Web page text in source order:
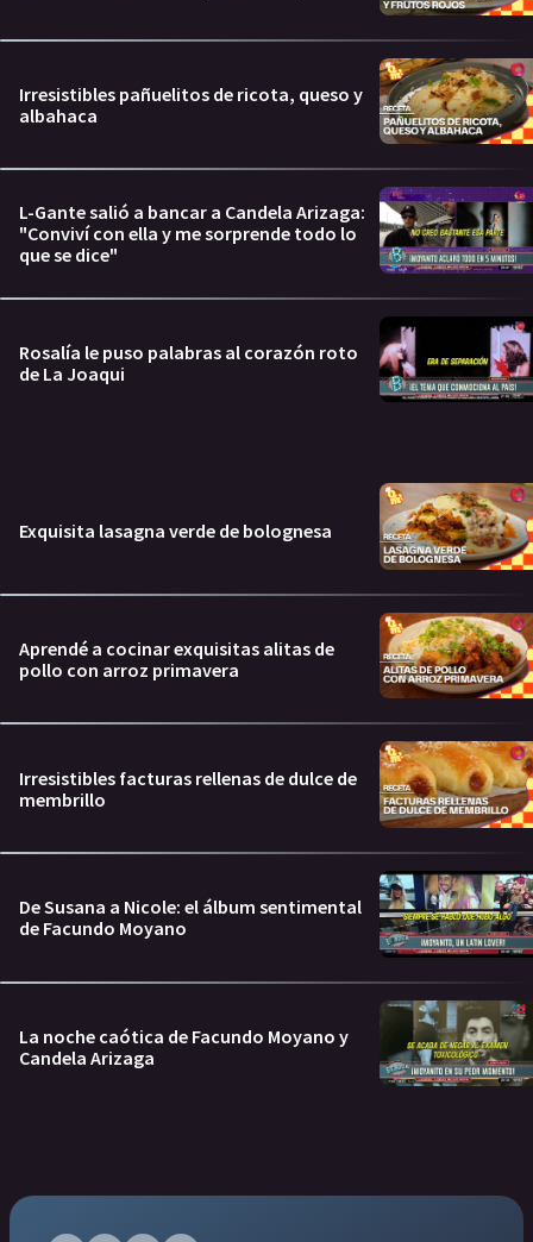
Irresistibles pañuelitos de ricota, queso y
albahaca
L-Gante salió a bancar a Candela Arizaga:
"Conviví con ella y me sorprende todo lo
que se dice"
Rosalía le puso palabras al corazón roto
de La Joaqui
Exquisita lasagna verde de bolognesa
Aprendé a cocinar exquisitas alitas de
pollo con arroz primavera
Irresistibles facturas rellenas de dulce de
membrillo
De Susana a Nicole: el álbum sentimental
de Facundo Moyano
La noche caótica de Facundo Moyano y
Candela Arizaga